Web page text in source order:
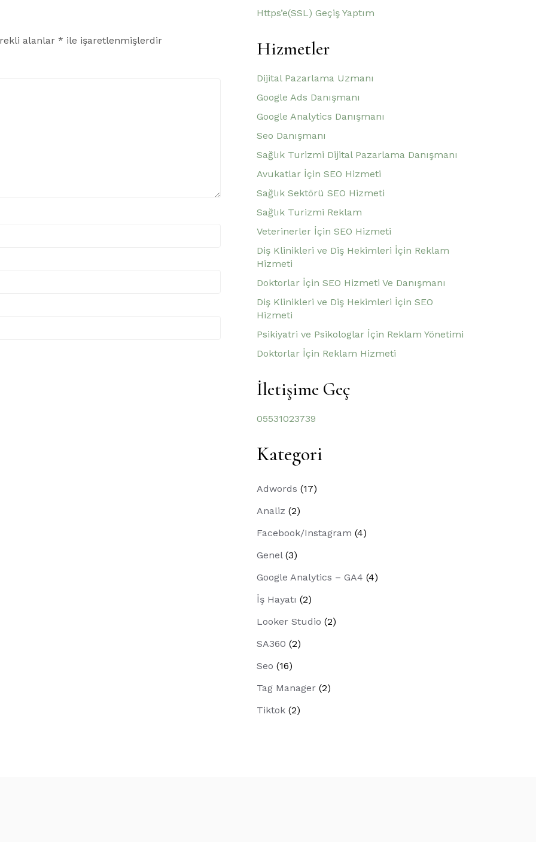
alanlar * ile işaretlenmişlerdir
Https’e(SSL) Geçiş Yaptım
Hizmetler
Dijital Pazarlama Uzmanı
Google Ads Danışmanı
Google Analytics Danışmanı
Seo Danışmanı
Sağlık Turizmi Dijital Pazarlama Danışmanı
Avukatlar İçin SEO Hizmeti
Sağlık Sektörü SEO Hizmeti
Sağlık Turizmi Reklam
Veterinerler İçin SEO Hizmeti
Diş Klinikleri ve Diş Hekimleri İçin Reklam
Hizmeti
Doktorlar İçin SEO Hizmeti Ve Danışmanı
Diş Klinikleri ve Diş Hekimleri İçin SEO
Hizmeti
Psikiyatri ve Psikologlar İçin Reklam Yönetimi
Doktorlar İçin Reklam Hizmeti
İletişime Geç
05531023739
Kategori
Adwords (17)
Analiz (2)
Facebook/Instagram (4)
Genel(3)
Google Analytics – GA4 (4)
İş Hayatı (2)
Looker Studio (2)
SA360 (2)
Seo (16)
Tag Manager (2)
Tiktok (2)